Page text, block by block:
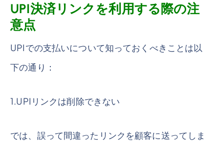
UPI決済リンクを利用する際の注
意点
UPIでの支払いについて知っておくべきことは以
下の通り：
1.UPIリンクは削除できない
では、誤って間違ったリンクを顧客に送ってしま